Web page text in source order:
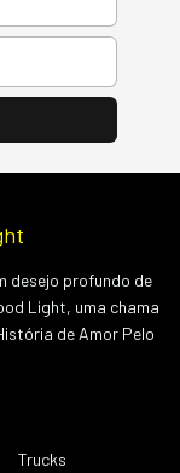
desejo profundo de
Light, uma chama
de Amor Pelo
Trucks